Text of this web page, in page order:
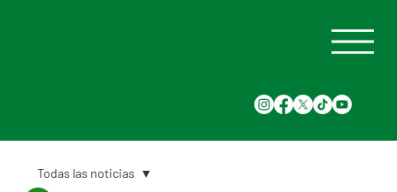
Todas las noticias